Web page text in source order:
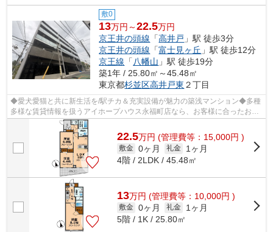
敷0
13万円～22.5万円
京王井の頭線 「高井戸 」駅 徒歩3分
京王井の頭線 「富士見ヶ丘 」駅 徒歩12分
京王線 「 八幡山 」駅 徒歩19分
築1年 / 25.80㎡～45.48㎡
東京都杉並区高井戸東 ２丁目
◆愛犬愛猫と共に新生活を/駅チカ＆充実設備が魅力の築浅マンション◆多種
多様な賃貸情報を扱うアイホープハウス永福町店なら、お客様に合ったお住
まいがきっと見つかります。お電話03-3...
22.5万円 (管理費等：15,000円 )
敷金 0ヶ月 礼金
1ヶ月
4階 / 2LDK / 45.48㎡
13万円 (管理費等：10,000円 )
敷金 0ヶ月 礼金
1ヶ月
5階 / 1K / 25.80㎡